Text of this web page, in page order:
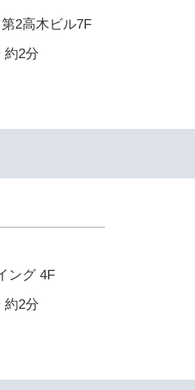
2高木ビル7F
約2分
ング 4F
約2分